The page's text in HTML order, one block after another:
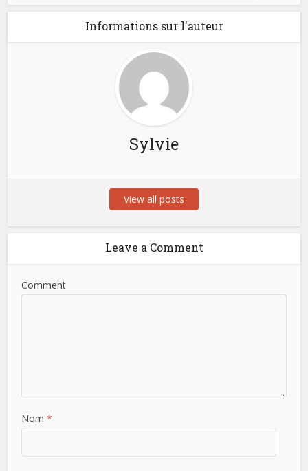
Informations sur l'auteur
Sylvie
View all posts
Leave a Comment
Comment
Nom*